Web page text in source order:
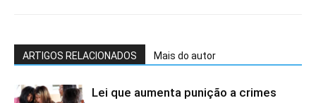
ARTIGOS RELACIONADOS Mais do autor
Lei que aumenta punição a crimes